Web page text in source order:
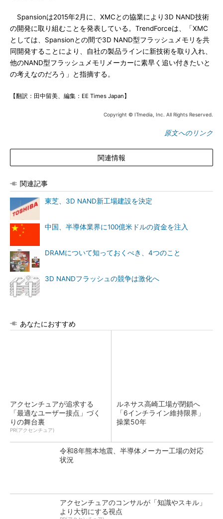
Spansionは2015年2月に、XMCとの協業により3D NAND技術
の開発に取り組むことを発表している。TrendForceは、「XMC
としては、Spansionとの間で3D NAND型フラッシュメモリを共
同開発することにより、自社の製品ラインに新技術を取り入れ、
他のNAND型フラッシュメモリメーカーに素早く追い付きたいと
の考えなのだろう」と指摘する。
【翻訳：田中留美、編集：EE Times Japan】
Copyright © ITmedia, Inc. All Rights Reserved.
原文へのリンク
関連情報
関連記事
東芝、3D NAND新工場建設を決定
中国、半導体業界に100億米ドルの資金を注入
DRAMについて知っておくべき、4つのこと
3D NANDフラッシュの競争は激化へ
あなたにおすすめ
アクセンチュアが追求する
「最適なユーザー接点」づく
りの舞台裏
PR(アクセンチュア)
ルネサス高崎工場が閉鎖へ
「6インチライン維持限界」
操業50年
令和8年熊本地震、半導体メーカー工場の対応
状況
アクセンチュアのコンサルが「知識やスキル」
より大切にする視点